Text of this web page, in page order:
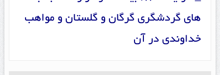
های گردشگری گرگان و گلستان و مواهب
خداوندی در آن